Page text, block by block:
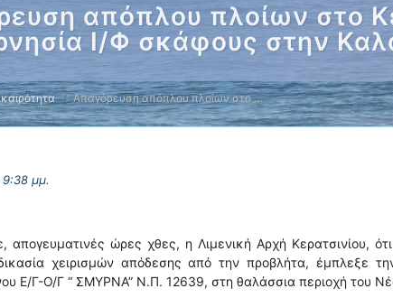
απόπλου πλοίων στο
Ι/Φ σκάφους στην
Απαγόρευση απόπλου πλοίων στο …
9:38 μμ.
απογευματινές ώρες χθες, η Λιμενική Αρχή Κερατσινίου,
χειρισμών απόδεσης από την προβλήτα, έμπλεξε
Ε/Γ-Ο/Γ “ ΣΜΥΡΝΑ” Ν.Π. 12639, στη θαλάσσια περιοχή του